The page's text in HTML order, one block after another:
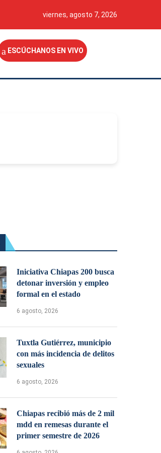
viernes, agosto 7, 2026
ESCÚCHANOS EN VIVO
Iniciativa Chiapas 200 busca
detonar inversión y empleo
formal en el estado
6 agosto, 2026
Tuxtla Gutiérrez, municipio
con más incidencia de delitos
sexuales
6 agosto, 2026
Chiapas recibió más de 2 mil
mdd en remesas durante el
primer semestre de 2026